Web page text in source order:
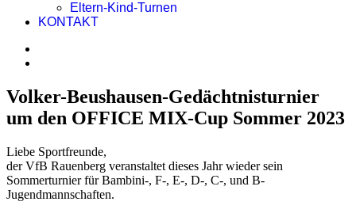
Eltern-Kind-Turnen
KONTAKT
Volker-Beushausen-Gedächtnisturnier
um den OFFICE MIX-Cup Sommer 2023
Liebe Sportfreunde,
der VfB Rauenberg veranstaltet dieses Jahr wieder sein
Sommerturnier für Bambini-, F-, E-, D-, C-, und B-
Jugendmannschaften.